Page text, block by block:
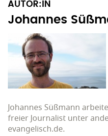
AUTOR:IN
Johannes
Johannes Süßmann
freier Journalist unter
evangelisch.de.